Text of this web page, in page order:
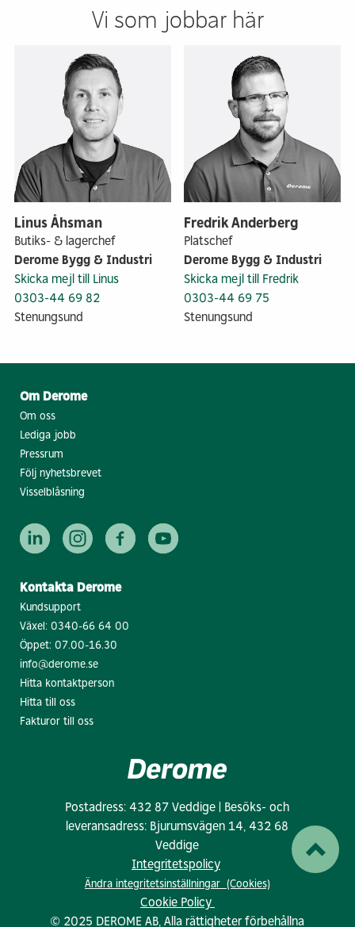
Vi som jobbar här
Linus Åhsman
Butiks- & lagerchef
Derome Bygg & Industri
Skicka mejl till Linus
0303-44 69 82
Stenungsund
Fredrik Anderberg
Platschef
Derome Bygg & Industri
Skicka mejl till Fredrik
0303-44 69 75
Stenungsund
Om Derome
Om oss
Lediga jobb
Pressrum
Följ nyhetsbrevet
Visselblåsning
Kontakta Derome
Kundsupport
Växel: 0340-66 64 00
Öppet: 07.00-16.30
info@derome.se
Hitta kontaktperson
Hitta till oss
Fakturor till oss
Postadress: 432 87 Veddige | Besöks- och
leveransadress: Bjurumsvägen 14, 432 68
Veddige
Integritetspolicy
Ändra integritetsinställningar (Cookies)
Cookie Policy
© 2025 DEROME AB, Alla rättigheter förbehållna